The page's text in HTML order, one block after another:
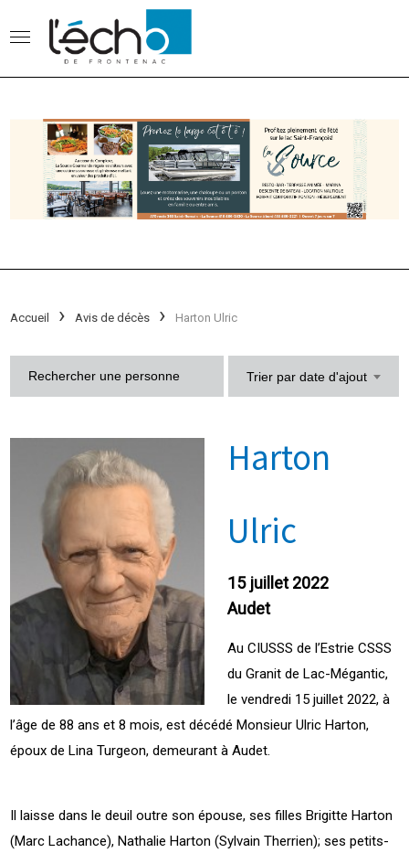
Accueil Avis de décès Harton Ulric
Trier par date d'ajout
Harton
Ulric
15 juillet 2022
Audet
Au CIUSSS de l’Estrie CSSS
du Granit de Lac-Mégantic,
le vendredi 15 juillet 2022, à
l’âge de 88 ans et 8 mois, est décédé Monsieur Ulric Harton,
époux de Lina Turgeon, demeurant à Audet.
Il laisse dans le deuil outre son épouse, ses filles Brigitte Harton
(Marc Lachance), Nathalie Harton (Sylvain Therrien); ses petits-